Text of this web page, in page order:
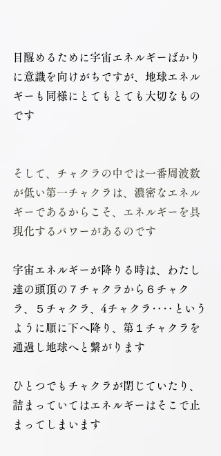
目醒めるために宇宙エネルギーばかり
に意識を向けがちですが、地球エネル
ギーも同様にとてもとても大切なもの
です
そして、チャクラの中では一番周波数
が低い第一チャクラは、濃密なエネル
ギーであるからこそ、エネルギーを具
現化するパワーがあるのです
宇宙エネルギーが降りる時は、わたし
達の頭頂の７チャクラから６チャク
ラ、５チャクラ、4チャクラ‥‥という
ように順に下へ降り、第１チャクラを
通過し地球へと繋がります
ひとつでもチャクラが閉じていたり、
詰まっていてはエネルギーはそこで止
まってしまいます